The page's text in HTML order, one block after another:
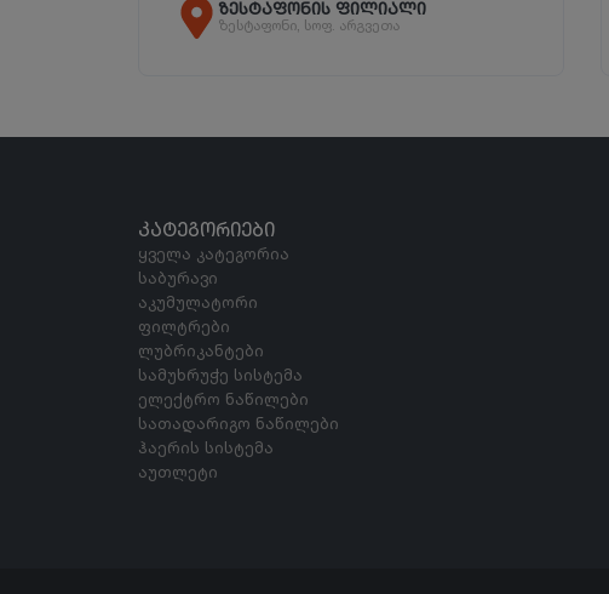
ზესტაფონის ფილიალი
ზესტაფონი, სოფ. არგვეთა
ᲙᲐᲢᲔᲒᲝᲠᲘᲔᲑᲘ
ყველა კატეგორია
საბურავი
აკუმულატორი
ფილტრები
ლუბრიკანტები
სამუხრუჭე სისტემა
ელექტრო ნაწილები
სათადარიგო ნაწილები
ჰაერის სისტემა
აუთლეტი